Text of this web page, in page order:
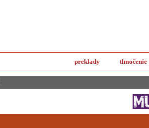
preklady tlmočenie